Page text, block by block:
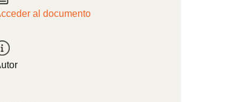
al documento